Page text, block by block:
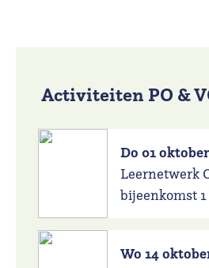
Activiteiten PO &
Do 01
Leernetwerk
bijeenkomst 1
Wo 14